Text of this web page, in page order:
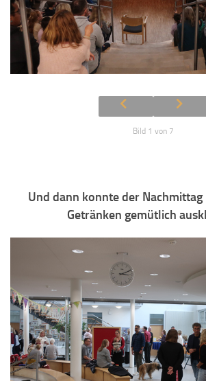
Bild 1 von 7
Und dann konnte der Nachmittag
Getränken gemütlich